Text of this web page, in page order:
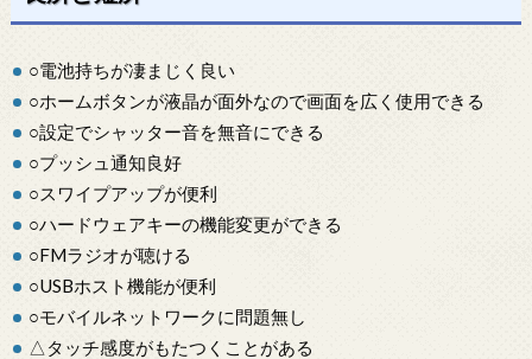
○電池持ちが凄まじく良い
○ホームボタンが液晶が面外なので画面を広く使用できる
○設定でシャッター音を無音にできる
○プッシュ通知良好
○スワイプアップが便利
○ハードウェアキーの機能変更ができる
○FMラジオが聴ける
○USBホスト機能が便利
○モバイルネットワークに問題無し
△タッチ感度がもたつくことがある